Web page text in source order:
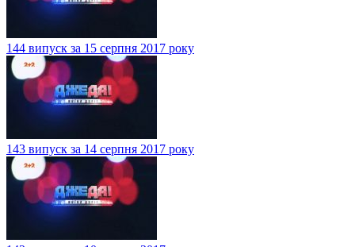
144 випуск за 15 серпня 2017 року
143 випуск за 14 серпня 2017 року